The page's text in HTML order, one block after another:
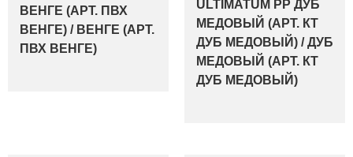
ВЕНГЕ (АРТ. ПВХ
ВЕНГЕ) / ВЕНГЕ (АРТ.
ПВХ ВЕНГЕ)
ULTIMATUM PP ДУБ
МЕДОВЫЙ (АРТ. КТ
ДУБ МЕДОВЫЙ) / ДУБ
МЕДОВЫЙ (АРТ. КТ
ДУБ МЕДОВЫЙ)